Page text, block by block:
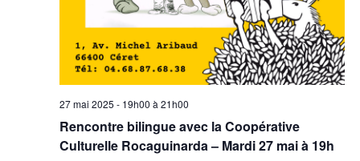
Rencontre bilingue avec la Coopérative
Culturelle Rocaguinarda – Mardi 27 mai à 19h
27 mai 2025 - 19h00 à 21h00